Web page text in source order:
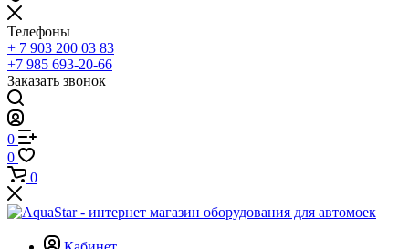
Телефоны
+ 7 903 200 03 83
+7 985 693-20-66
Заказать звонок
0
0
0